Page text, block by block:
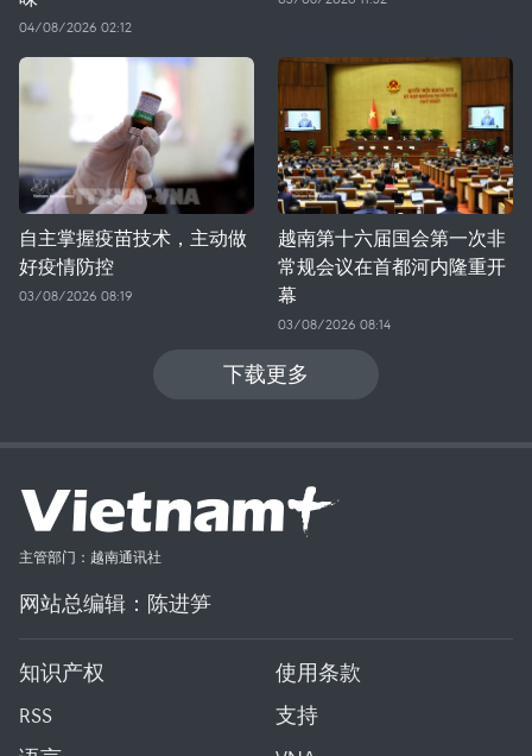
04/08/2026 02:12
自主掌握疫苗技术，主动做
好疫情防控
03/08/2026 08:19
越南第十六届国会第一次非
常规会议在首都河内隆重开
幕
03/08/2026 08:14
下载更多
主管部门：越南通讯社
网站总编辑：陈进笋
知识产权
使用条款
RSS
支持